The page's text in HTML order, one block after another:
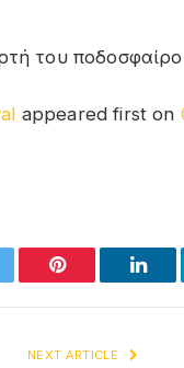
του
appeared first on
Pinterest
NEXT ARTICLE